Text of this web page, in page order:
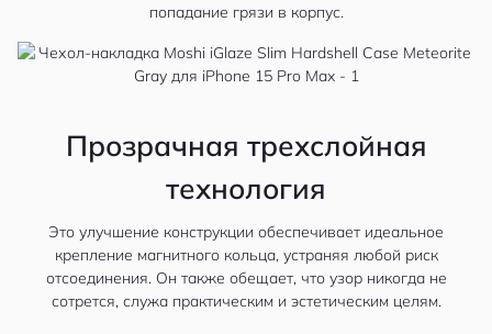
попадание грязи в корпус.
Прозрачная трехслойная
технология
Это улучшение конструкции обеспечивает идеальное
крепление магнитного кольца, устраняя любой риск
отсоединения. Он также обещает, что узор никогда не
сотрется, служа практическим и эстетическим целям.